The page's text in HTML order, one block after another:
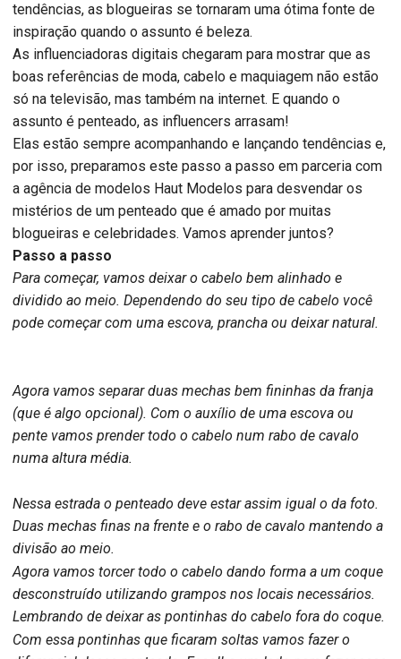
tendências, as blogueiras se tornaram uma ótima fonte de
inspiração quando o assunto é beleza.
As influenciadoras digitais chegaram para mostrar que as
boas referências de moda, cabelo e maquiagem não estão
só na televisão, mas também na internet. E quando o
assunto é penteado, as influencers arrasam!
Elas estão sempre acompanhando e lançando tendências e,
por isso, preparamos este passo a passo em parceria com
a agência de modelos Haut Modelos para desvendar os
mistérios de um penteado que é amado por muitas
blogueiras e celebridades. Vamos aprender juntos?
Passo a passo
Para começar, vamos deixar o cabelo bem alinhado e
dividido ao meio. Dependendo do seu tipo de cabelo você
pode começar com uma escova, prancha ou deixar natural.
Agora vamos separar duas mechas bem fininhas da franja
(que é algo opcional). Com o auxílio de uma escova ou
pente vamos prender todo o cabelo num rabo de cavalo
numa altura média.
Nessa estrada o penteado deve estar assim igual o da foto.
Duas mechas finas na frente e o rabo de cavalo mantendo a
divisão ao meio.
Agora vamos torcer todo o cabelo dando forma a um coque
desconstruído utilizando grampos nos locais necessários.
Lembrando de deixar as pontinhas do cabelo fora do coque.
Com essa pontinhas que ficaram soltas vamos fazer o